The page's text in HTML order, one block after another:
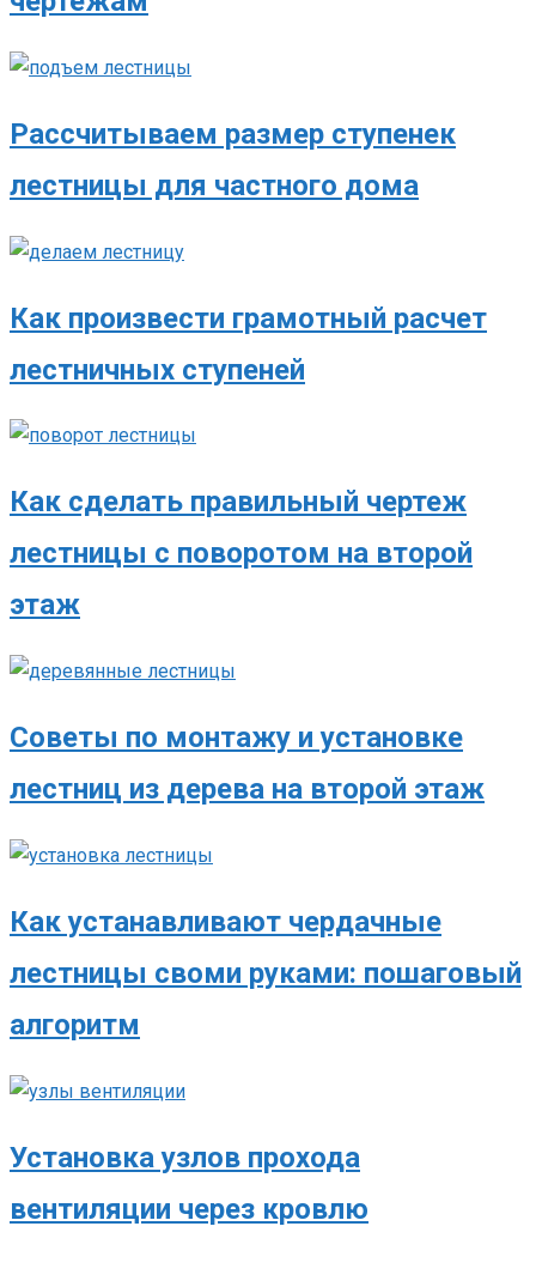
Рассчитываем размер ступенек
лестницы для частного дома
Как произвести грамотный расчет
лестничных ступеней
Как сделать правильный чертеж
лестницы с поворотом на второй
этаж
Советы по монтажу и установке
лестниц из дерева на второй этаж
Как устанавливают чердачные
лестницы своми руками: пошаговый
алгоритм
Установка узлов прохода
вентиляции через кровлю